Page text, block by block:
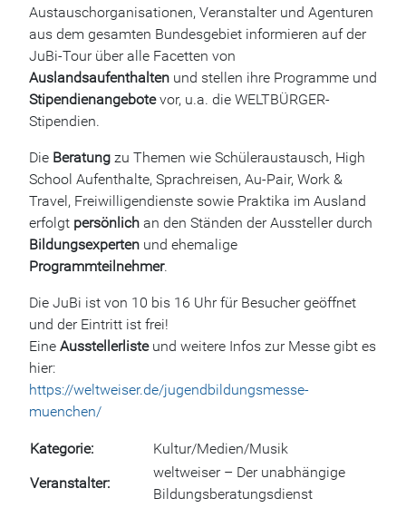
Austauschorganisationen, Veranstalter und Agenturen
aus dem gesamten Bundesgebiet informieren auf der
JuBi-Tour über alle Facetten von
Auslandsaufenthalten und stellen ihre Programme und
Stipendienangebotevor, u.a. die WELTBÜRGER-
Stipendien.
Die Beratung zu Themen wie Schüleraustausch, High
School Aufenthalte, Sprachreisen, Au-Pair, Work &
Travel, Freiwilligendienste sowie Praktika im Ausland
erfolgt persönlich an den Ständen der Aussteller durch
Bildungsexperten und ehemalige
Programmteilnehmer.
Die JuBi ist von 10 bis 16 Uhr für Besucher geöffnet
und der Eintritt ist frei!
Eine Ausstellerlisteund weitere Infos zur Messe gibt es
hier:
https://weltweiser.de/jugendbildungsmesse-
muenchen/
Kategorie
Kultur/Medien/Musik
Veranstalter
weltweiser – Der unabhängige
Bildungsberatungsdienst